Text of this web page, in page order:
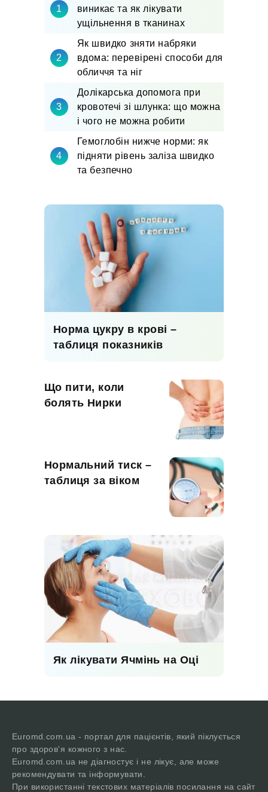
виникає та як лікувати
ущільнення в тканинах
Як швидко зняти набряки
вдома: перевірені способи для
обличчя та ніг
Долікарська допомога при
кровотечі зі шлунка: що можна
і чого не можна робити
Гемоглобін нижче норми: як
підняти рівень заліза швидко
та безпечно
Норма цукру в крові –
таблиця показників
Що пити, коли
болять Нирки
Нормальний тиск –
таблиця за віком
Як лікувати Ячмінь на Оці
Euromd.com.ua - портал для пацієнтів, який піклується
про здоров'я кожного з нас.
Euromd.com.ua не діагностує і не лікує, але може
рекомендувати та інформувати.
При використанні текстових матеріалів посилання на сайт